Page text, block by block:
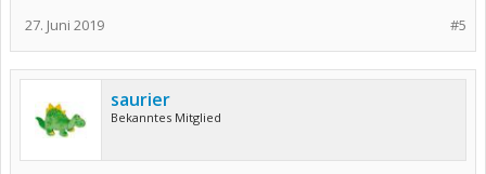
#5
27. Juni 2019
saurier
Bekanntes Mitglied